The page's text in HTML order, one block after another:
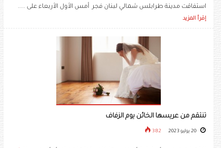
استفاقت مدينة طرابلس شمالي لبنان فجر أمس الأول الأربعاء على .....
إقرأ المزيد
تنتقم من عريسها الخائن يوم الزفاف
382